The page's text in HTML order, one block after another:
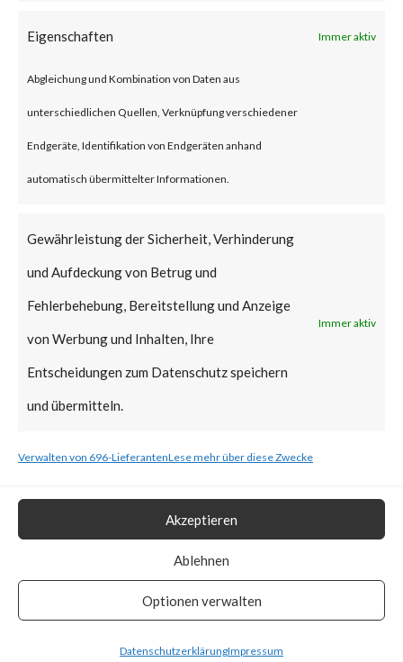
Eigenschaften Immer aktiv
Abgleichung und Kombination von Daten aus
unterschiedlichen Quellen, Verknüpfung verschiedener
Endgeräte, Identifikation von Endgeräten anhand
automatisch übermittelter Informationen.
Gewährleistung der Sicherheit, Verhinderung
und Aufdeckung von Betrug und
Fehlerbehebung, Bereitstellung und Anzeige
von Werbung und Inhalten, Ihre
Entscheidungen zum Datenschutz speichern
und übermitteln.
Immer aktiv
Verwalten von 696-LieferantenLese mehr über diese Zwecke
Akzeptieren
Ablehnen
Optionen verwalten
DatenschutzerklärungImpressum
exploited as a 0-day in April
malware families have
reportedly been deployed.
FortiGuard Labs strongly
recommends all users of
What is the Vendor Solution?
The vendor has released
includes a fix for CVE-2023-
38831.
What FortiGuard Coverage is
FortiGuard Labs has the